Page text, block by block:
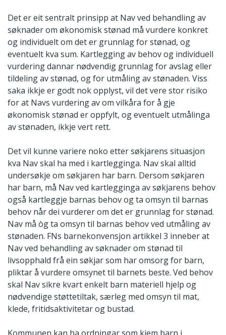
Det er eit sentralt prinsipp at Nav ved behandling av
søknader om økonomisk stønad må vurdere konkret
og individuelt om det er grunnlag for stønad, og
eventuelt kva sum. Kartlegging av behov og individuell
vurdering dannar nødvendig grunnlag for avslag eller
tildeling av stønad, og for utmåling av stønaden. Viss
saka ikkje er godt nok opplyst, vil det vere stor risiko
for at Navs vurdering av om vilkåra for å gje
økonomisk stønad er oppfylt, og eventuelt utmålinga
av stønaden, ikkje vert rett.
Det vil kunne variere noko etter søkjarens situasjon
kva Nav skal ha med i kartlegginga. Nav skal alltid
undersøkje om søkjaren har barn. Dersom søkjaren
har barn, må Nav ved kartlegginga av søkjarens behov
også kartleggje barnas behov og ta omsyn til barnas
behov når dei vurderer om det er grunnlag for stønad.
Nav må òg ta omsyn til barnas behov ved utmåling av
stønaden. FNs barnekonvensjon artikkel 3 inneber at
Nav ved behandling av søknader om stønad til
livsopphald frå ein søkjar som har omsorg for barn,
pliktar å vurdere omsynet til barnets beste. Ved behov
skal Nav sikre kvart enkelt barn materiell hjelp og
nødvendige støttetiltak, særleg med omsyn til mat,
klede, fritidsaktivitetar og bustad.